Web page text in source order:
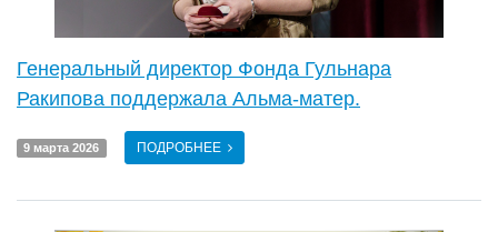
Генеральный директор Фонда Гульнара
Ракипова поддержала Альма-матер.
9 марта 2026 ПОДРОБНЕЕ